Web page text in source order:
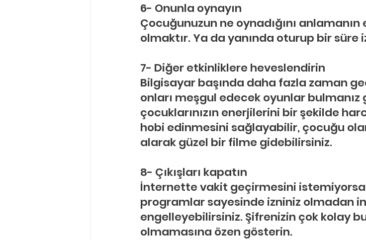
6- Onunla oynayın
Çocuğunuzun ne oynadığını
olmaktır. Ya da yanında oturup bir süre
7- Diğer etkinliklere heveslendirin
Bilgisayar başında daha fazla zaman
onları meşgul edecek oyunlar bulmanız
çocuklarınızın enerjilerini bir şekilde
hobi edinmesini sağlayabilir, çocuğu
alarak güzel bir filme gidebilirsiniz.
8- Çıkışları kapatın
İnternette vakit geçirmesini
programlar sayesinde izniniz olmadan
engelleyebilirsiniz. Şifrenizin çok kolay
olmamasına özen gösterin.